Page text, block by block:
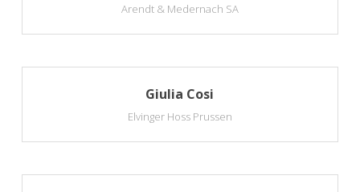
Arendt & Medernach SA
Giulia Cosi
Elvinger Hoss Prussen